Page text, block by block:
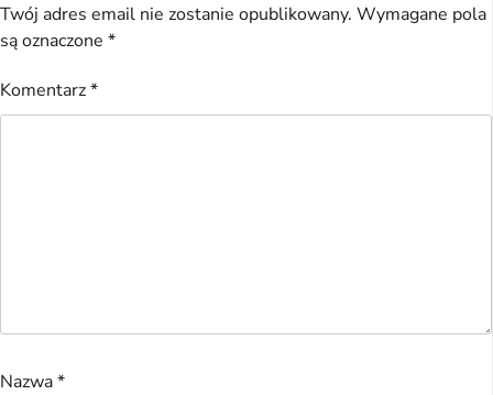
Twój adres email nie zostanie opublikowany. Wymagane pola
są oznaczone *
Komentarz*
Nazwa*